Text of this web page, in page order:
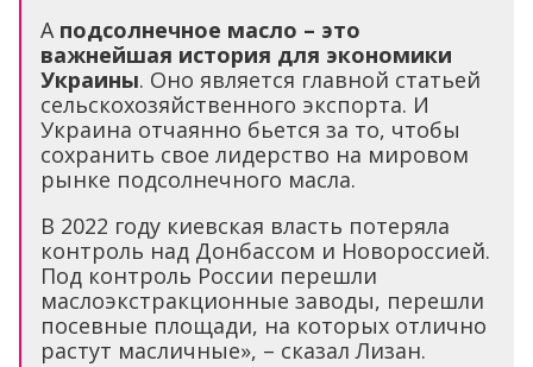
А подсолнечное масло – это
важнейшая история для экономики
Украины. Оно является главной статьей
сельскохозяйственного экспорта. И
Украина отчаянно бьется за то, чтобы
сохранить свое лидерство на мировом
рынке подсолнечного масла.
В 2022 году киевская власть потеряла
контроль над Донбассом и Новороссией.
Под контроль России перешли
маслоэкстракционные заводы, перешли
посевные площади, на которых отлично
растут масличные», – сказал Лизан.